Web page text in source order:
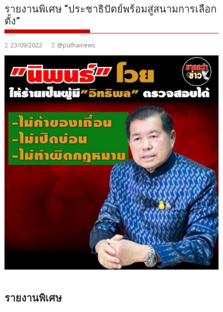
รายงานพิเศษ “ประชาธิปัตย์พร้อมสู่สนามการเลือก
ตั้ง”
23/09/2022 @puthainews
รายงานพิเศษ